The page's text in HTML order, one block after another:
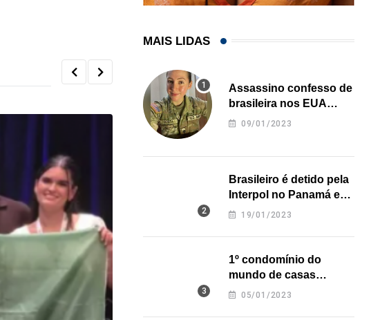
MAIS LIDAS
Assassino confesso de
brasileira nos EUA
revela onde deixou o
09/01/2023
Brasileiro é detido pela
Interpol no Panamá e
pode pegar prisão
19/01/2023
1º condomínio do
mundo de casas
impressas em 3D é
05/01/2023